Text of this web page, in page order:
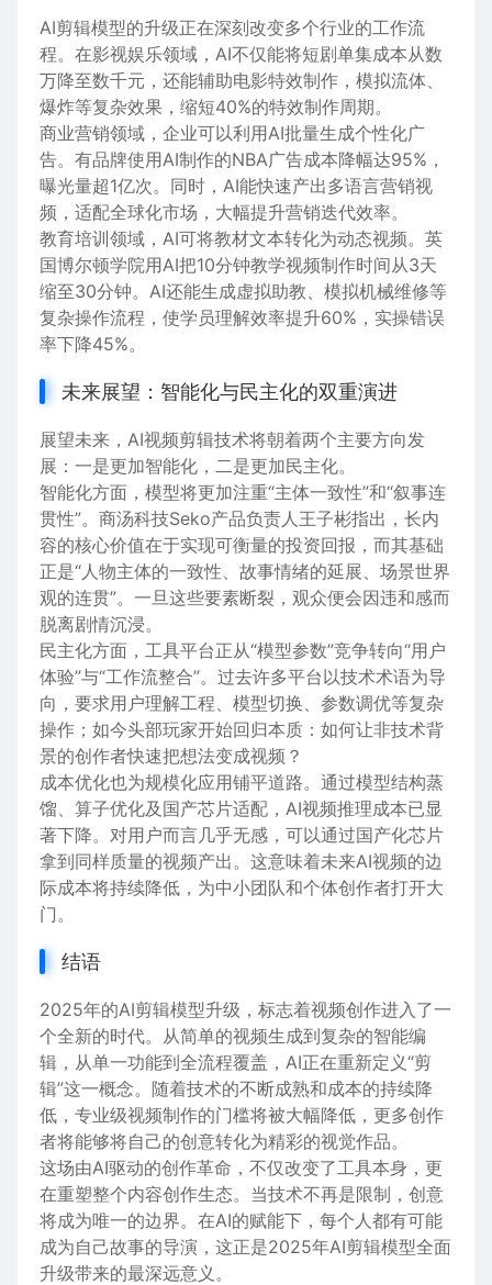
AI剪辑模型的升级正在深刻改变多个行业的工作流
程。在影视娱乐领域，AI不仅能将短剧单集成本从数
万降至数千元，还能辅助电影特效制作，模拟流体、
爆炸等复杂效果，缩短40%的特效制作周期。
商业营销领域，企业可以利用AI批量生成个性化广
告。有品牌使用AI制作的NBA广告成本降幅达95%，
曝光量超1亿次。同时，AI能快速产出多语言营销视
频，适配全球化市场，大幅提升营销迭代效率。
教育培训领域，AI可将教材文本转化为动态视频。英
国博尔顿学院用AI把10分钟教学视频制作时间从3天
缩至30分钟。AI还能生成虚拟助教、模拟机械维修等
复杂操作流程，使学员理解效率提升60%，实操错误
率下降45%。
未来展望：智能化与民主化的双重演进
展望未来，AI视频剪辑技术将朝着两个主要方向发
展：一是更加智能化，二是更加民主化。
智能化方面，模型将更加注重“主体一致性”和“叙事连
贯性”。商汤科技Seko产品负责人王子彬指出，长内
容的核心价值在于实现可衡量的投资回报，而其基础
正是“人物主体的一致性、故事情绪的延展、场景世界
观的连贯”。一旦这些要素断裂，观众便会因违和感而
脱离剧情沉浸。
民主化方面，工具平台正从“模型参数”竞争转向“用户
体验”与“工作流整合”。过去许多平台以技术术语为导
向，要求用户理解工程、模型切换、参数调优等复杂
操作；如今头部玩家开始回归本质：如何让非技术背
景的创作者快速把想法变成视频？
成本优化也为规模化应用铺平道路。通过模型结构蒸
馏、算子优化及国产芯片适配，AI视频推理成本已显
著下降。对用户而言几乎无感，可以通过国产化芯片
拿到同样质量的视频产出。这意味着未来AI视频的边
际成本将持续降低，为中小团队和个体创作者打开大
门。
结语
2025年的AI剪辑模型升级，标志着视频创作进入了一
个全新的时代。从简单的视频生成到复杂的智能编
辑，从单一功能到全流程覆盖，AI正在重新定义“剪
辑”这一概念。随着技术的不断成熟和成本的持续降
低，专业级视频制作的门槛将被大幅降低，更多创作
者将能够将自己的创意转化为精彩的视觉作品。
这场由AI驱动的创作革命，不仅改变了工具本身，更
在重塑整个内容创作生态。当技术不再是限制，创意
将成为唯一的边界。在AI的赋能下，每个人都有可能
成为自己故事的导演，这正是2025年AI剪辑模型全面
升级带来的最深远意义。